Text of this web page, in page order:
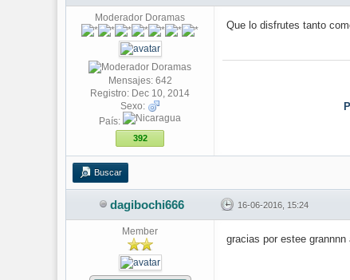
Moderador Doramas
Mensajes: 642
Registro: Dec 10, 2014
Sexo:
País:
392
Que lo disfrutes tanto
Buscar
dagibochi666 16-06-2016, 15:24
Member
gracias por estee grannnn